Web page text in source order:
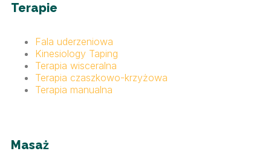
Terapie
Fala uderzeniowa
Kinesiology Taping
Terapia wisceralna
Terapia czaszkowo-krzyżowa
Terapia manualna
Masaż